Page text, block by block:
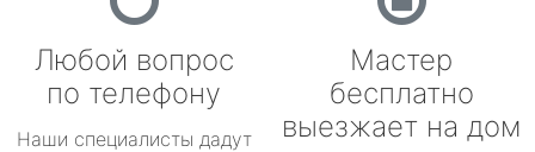
Любой вопрос
по телефону
Наши специалисты дадут
Мастер
бесплатно
выезжает на дом